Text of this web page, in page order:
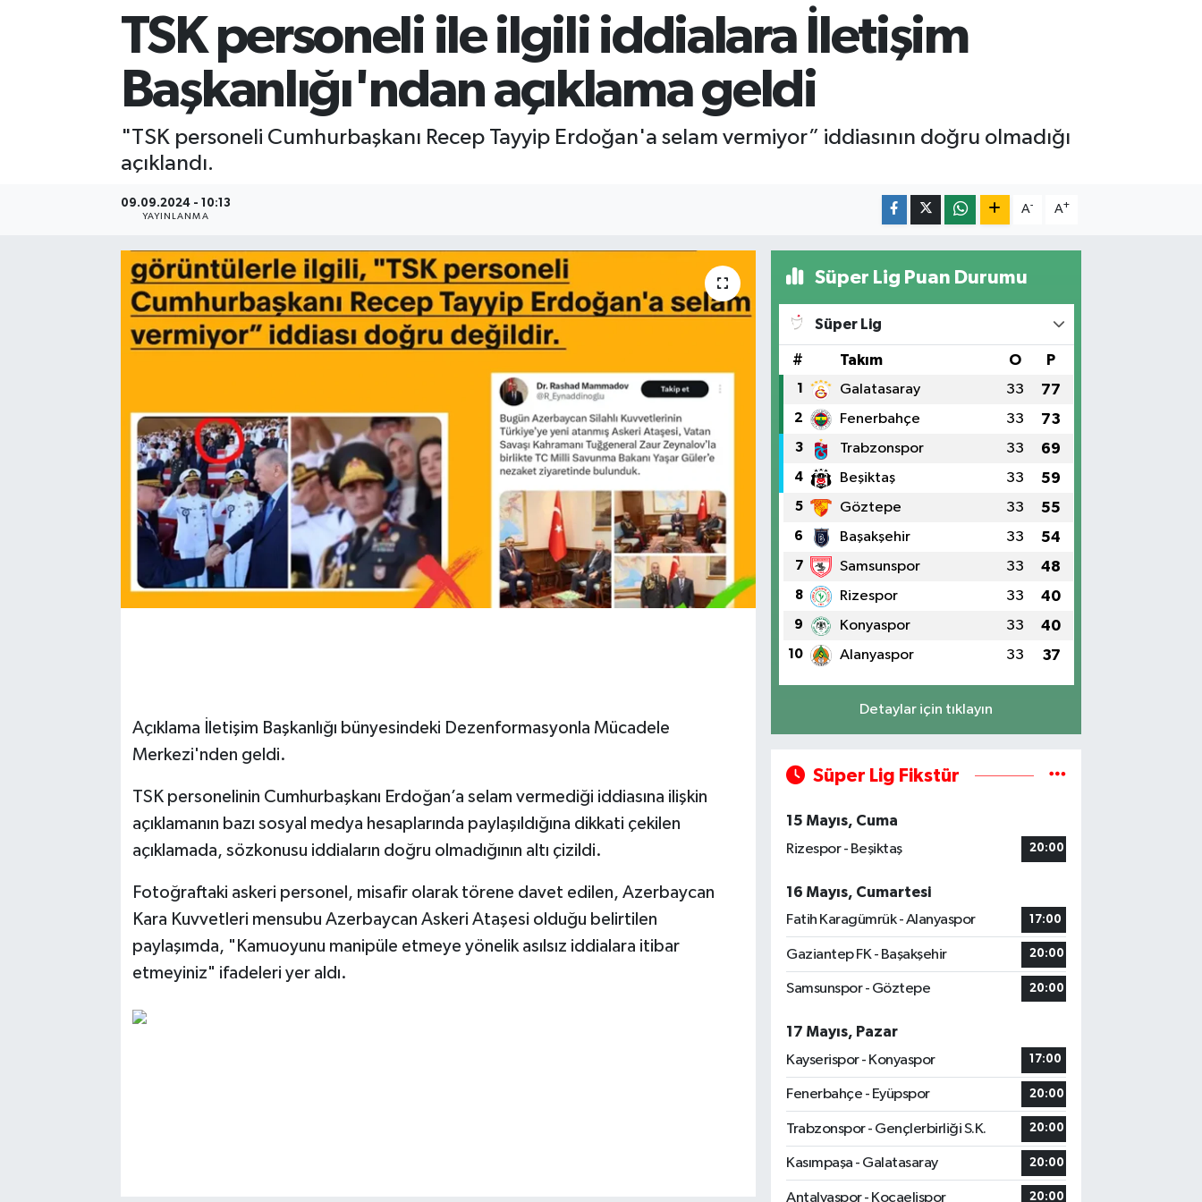
TSK personeli ile ilgili iddialara İletişim
Başkanlığı'ndan açıklama geldi
"TSK personeli Cumhurbaşkanı Recep Tayyip Erdoğan'a selam vermiyor” iddiasının doğru olmadığı
açıklandı.
09.09.2024 - 10:13
YAYINLANMA
A- A+
Açıklama İletişim Başkanlığı bünyesindeki Dezenformasyonla Mücadele
Merkezi'nden geldi.
TSK personelinin Cumhurbaşkanı Erdoğan’a selam vermediği iddiasına ilişkin
açıklamanın bazı sosyal medya hesaplarında paylaşıldığına dikkati çekilen
açıklamada, sözkonusu iddiaların doğru olmadığının altı çizildi.
Fotoğraftaki askeri personel, misafir olarak törene davet edilen, Azerbaycan
Kara Kuvvetleri mensubu Azerbaycan Askeri Ataşesi olduğu belirtilen
paylaşımda, "Kamuoyunu manipüle etmeye yönelik asılsız iddialara itibar
etmeyiniz" ifadeleri yer aldı.
Süper Lig Puan Durumu
Süper Lig
# Takım O P
1 Galatasaray 33 77
2 Fenerbahçe 33 73
3 Trabzonspor 33 69
4 Beşiktaş 33 59
5 Göztepe 33 55
6 Başakşehir 33 54
7 Samsunspor 33 48
8 Rizespor 33 40
9 Konyaspor 33 40
10 Alanyaspor 33 37
Detaylar için tıklayın
Süper Lig Fikstür
15 Mayıs, Cuma
Rizespor - Beşiktaş
20:00
16 Mayıs, Cumartesi
Fatih Karagümrük - Alanyaspor
17:00
Gaziantep FK - Başakşehir 20:00
Samsunspor - Göztepe 20:00
17 Mayıs, Pazar
Kayserispor - Konyaspor
17:00
Fenerbahçe - Eyüpspor 20:00
Trabzonspor - Gençlerbirliği S.K. 20:00
Kasımpaşa - Galatasaray 20:00
Antalyaspor - Kocaelispor 20:00